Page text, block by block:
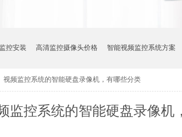
控安装 高清监控摄像头价格 智能视频监控系统方案
视频监控系统的智能硬盘录像机，有哪些分类
监控系统的智能硬盘录像机